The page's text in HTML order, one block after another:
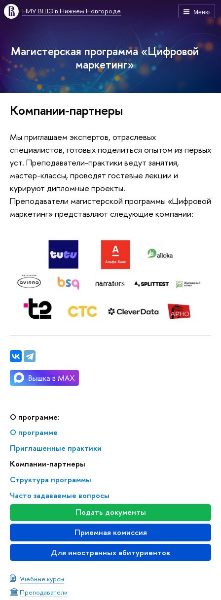
Меню
НИУ ВШЭ в Нижнем Новгороде
Магистерская программа «Цифровой
маркетинг»
О программе:
О программе
Приглашенные практики
Компании-партнеры
Структура программы
Часто задаваемые вопросы
Подать документы
Приемная комиссия
Для иностранных абитуриентов
Учебные курсы
Преподаватели
Компании-партнеры
Мы приглашаем экспертов, отраслевых
специалистов, готовых поделиться опытом из первых
уст. Преподаватели-практики ведут занятия,
мастер-классы, проводят гостевые лекции и
курируют дипломные проекты.
Преподаватели магистерской программы «Цифровой
маркетинг» представляют следующие компании: